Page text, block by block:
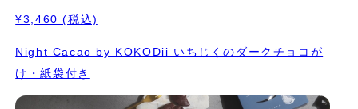
¥3,460 (税込)
Night Cacao by KOKODii いちじくのダークチョコが
け・紙袋付き